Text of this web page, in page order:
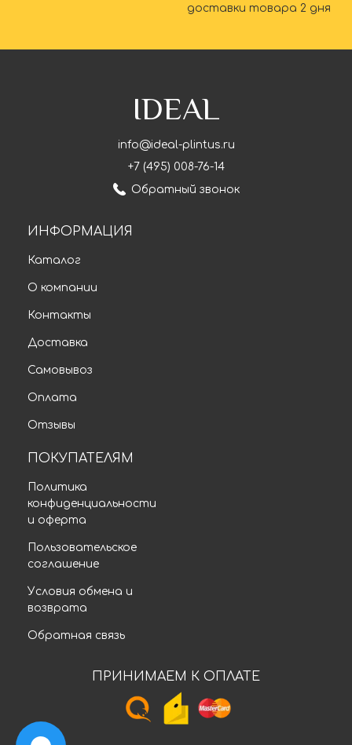
доставки товара 2 дня
IDEAL
info@ideal-plintus.ru
+7 (495) 008-76-14
Обратный звонок
ИНФОРМАЦИЯ
Каталог
О компании
Контакты
Доставка
Самовывоз
Оплата
Отзывы
ПОКУПАТЕЛЯМ
Политика
конфиденциальности
и оферта
Пользовательское
соглашение
Условия обмена и
возврата
Обратная связь
ПРИНИМАЕМ К ОПЛАТЕ